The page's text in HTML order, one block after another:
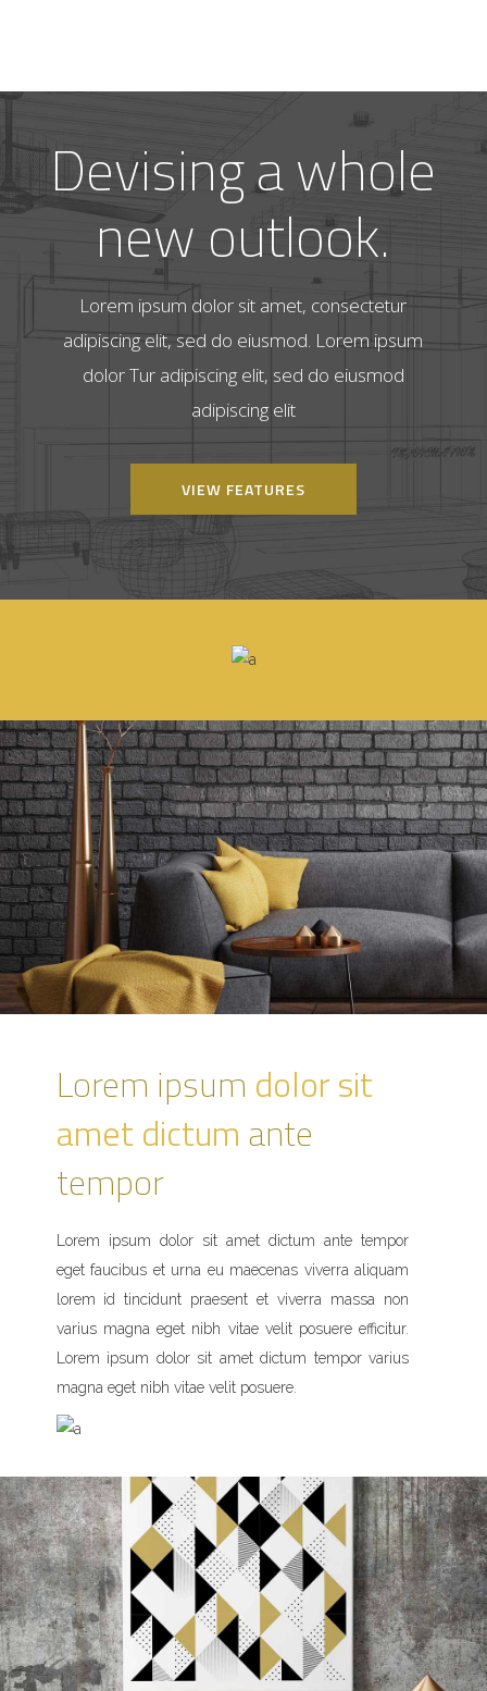
Devisingawhole
new outlook.
Lorem ipsum dolor sit amet, consectetur
adipiscing elit, sed do eiusmod. Lorem ipsum
dolor Tur adipiscing elit, sed do eiusmod
adipiscing elit
VIEW FEATURES
Lorem ipsum dolor sit
amet dictum ante
tempor
Lorem ipsum dolor sit amet dictum ante tempor
eget faucibus et urna eu maecenas viverra aliquam
lorem id tincidunt praesent et viverra massa non
varius magna eget nibh vitae velit posuere efficitur.
Lorem ipsum dolor sit amet dictum tempor varius
magna eget nibh vitae velit posuere.